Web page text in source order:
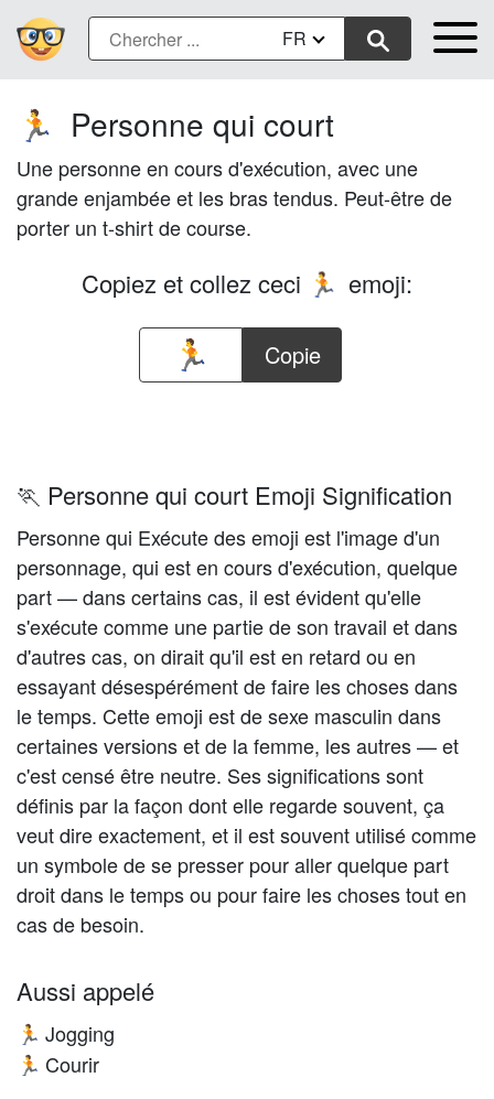
FR
🏃 Personne qui court
Une personne en cours d'exécution, avec une
grande enjambée et les bras tendus. Peut-être de
porter un t-shirt de course.
Copiez et collez ceci 🏃 emoji:
Copie
🏃 Personne qui court Emoji Signification
Personne qui Exécute des emoji est l'image d'un
personnage, qui est en cours d'exécution, quelque
part — dans certains cas, il est évident qu'elle
s'exécute comme une partie de son travail et dans
d'autres cas, on dirait qu'il est en retard ou en
essayant désespérément de faire les choses dans
le temps. Cette emoji est de sexe masculin dans
certaines versions et de la femme, les autres — et
c'est censé être neutre. Ses significations sont
définis par la façon dont elle regarde souvent, ça
veut dire exactement, et il est souvent utilisé comme
un symbole de se presser pour aller quelque part
droit dans le temps ou pour faire les choses tout en
cas de besoin.
Aussi appelé
🏃 Jogging
🏃 Courir